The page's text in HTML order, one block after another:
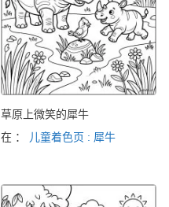
草原上微笑的犀牛
在 ：
儿童着色页 : 犀牛